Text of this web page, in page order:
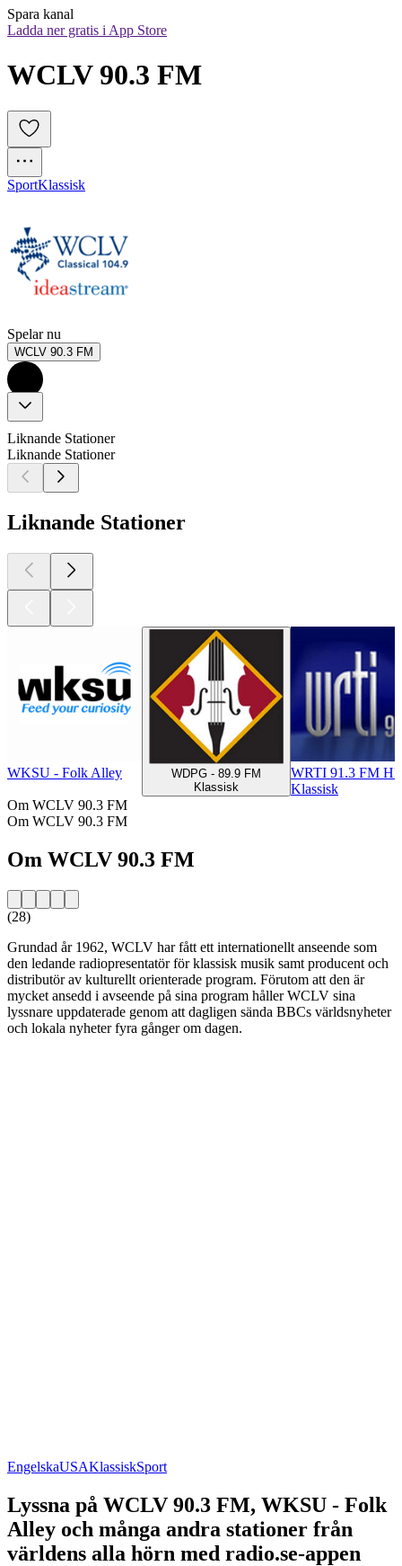
Spara kanal
Ladda ner gratis i App Store
WCLV 90.3 FM
SportKlassisk
Spelar nu
WCLV 90.3 FM
Liknande Stationer
Liknande Stationer
Liknande Stationer
WKSU - Folk Alley
WDPG - 89.9 FM
Klassisk
WRTI 91.3 FM
Klassisk
Om WCLV 90.3 FM
Om WCLV 90.3 FM
Om WCLV 90.3 FM
(28)
Grundad år 1962, WCLV har fått ett internationellt anseende som
den ledande radiopresentatör för klassisk musik samt producent och
distributör av kulturellt orienterade program. Förutom att den är
mycket ansedd i avseende på sina program håller WCLV sina
lyssnare uppdaterade genom att dagligen sända BBCs världsnyheter
och lokala nyheter fyra gånger om dagen.
EngelskaUSAKlassiskSport
Lyssna på WCLV 90.3 FM, WKSU - Folk
Alley och många andra stationer från
världens alla hörn med radio.se-appen